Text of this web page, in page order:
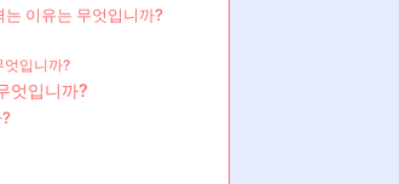
이유는 무엇입니까?
엇입니까?
엇입니까?